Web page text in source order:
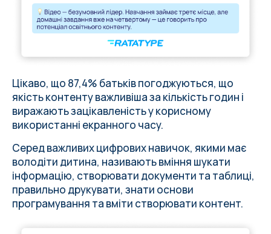
Цікаво, що 87,4% батьків погоджуються, що
якість контенту важливіша за кількість годин і
виражають зацікавленість у корисному
використанні екранного часу.
Серед важливих цифрових навичок, якими має
володіти дитина, називають вміння шукати
інформацію, створювати документи та таблиці,
правильно друкувати, знати основи
програмування та вміти створювати контент.